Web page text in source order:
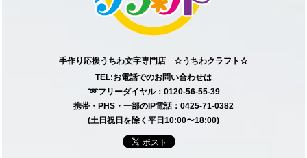
手作り応援うちわ文字専門店 ☆うちわクラフト☆
TEL:お電話でのお問い合わせは
➿フリーダイヤル：0120-56-55-39
携帯・PHS・一部のIP電話：0425-71-0382
(土日祝日を除く平日10:00〜18:00)